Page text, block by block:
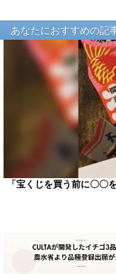
あなたにおすすめの記
「宝くじを買う前に〇〇